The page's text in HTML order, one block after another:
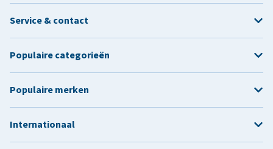
Service & contact
Populaire categorieën
Populaire merken
Internationaal